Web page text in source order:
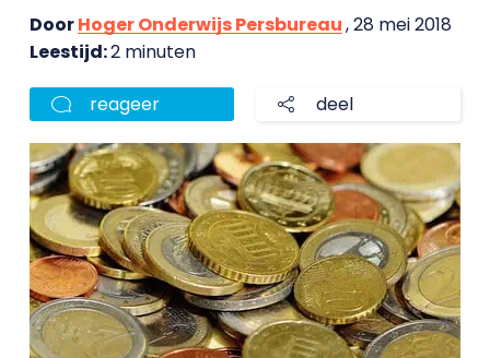
DoorHoger Onderwijs Persbureau, 28 mei 2018
Leestijd:2 minuten
reageer deel